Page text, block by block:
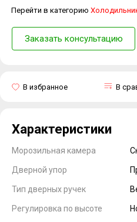
Перейти в категорию
Заказать консультацию
В
В избранное
Характеристики
Морозильная камера
Дверной упор
Тип дверных ручек
Регулировка по высоте